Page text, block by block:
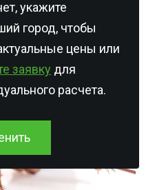
укажите
город, чтобы
цены или
заявку для
расчета.
борьбы с
лучшее